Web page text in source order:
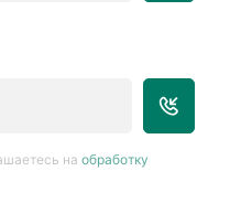
наобработку